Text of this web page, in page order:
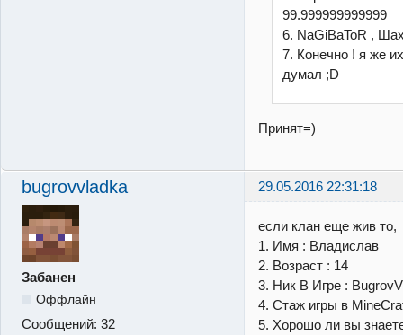
99.999999999999
6. NaGiBaToR ,
7. Конечно ! я же
думал ;D
Принят=)
bugrovvladka 29.05.2016 22:31:18
Забанен
Оффлайн
Сообщений: 32
если клан еще жив то,
1. Имя : Владислав
2. Возраст : 14
3. Ник В Игре :
4. Стаж игры в
5. Хорошо ли вы